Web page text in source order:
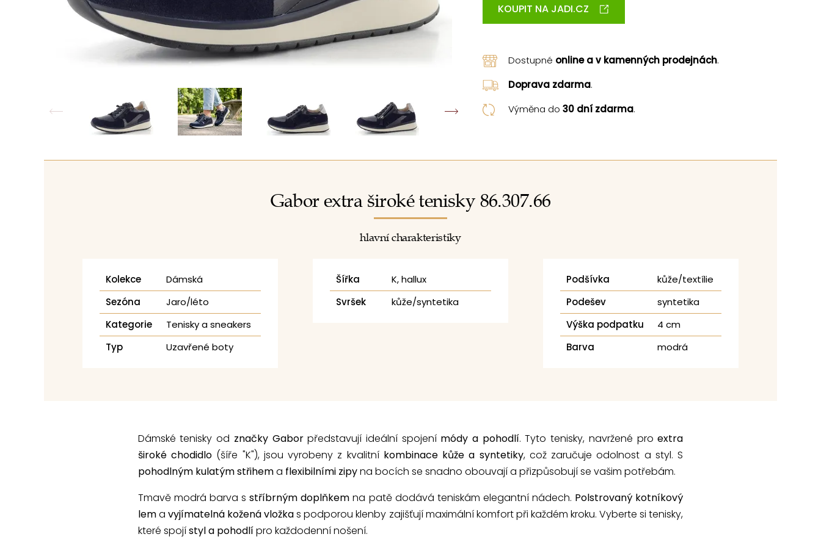
KOUPIT NA JADI.CZ
Dostupné online a v kamenných prodejnách.
Doprava zdarma.
Výměna do 30 dní zdarma.
Gabor extra široké tenisky 86.307.66
hlavní charakteristiky
Kolekce
Dámská
Sezóna
Jaro/léto
Kategorie
Tenisky a sneakers
Typ
Uzavřené boty
Šířka
K, hallux
Svršek
kůže/syntetika
Podšívka
kůže/textílie
Podešev
syntetika
Výška podpatku
4 cm
Barva
modrá
Dámské tenisky od značky Gaborpředstavují ideální spojení módy a pohodlí. Tyto tenisky, navržené proextra
široké chodidlo (šíře "K"), jsou vyrobeny z kvalitní kombinace kůže a syntetiky, což zaručuje odolnost a styl. S
pohodlným kulatým střihema flexibilními zipyna bocích se snadno obouvají a přizpůsobují se vašim potřebám.
Tmavě modrá barva sstříbrným doplňkem na patě dodává teniskám elegantní nádech. Polstrovaný kotníkový
lema vyjímatelná kožená vložkas podporou klenby zajišťují maximální komfort při každém kroku. Vyberte si tenisky,
které spojístyl a pohodlípro každodenní nošení.